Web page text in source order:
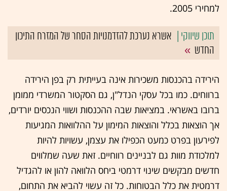
למחירי 2005.
אשרא נערכת להזדמנויות הסחר של המזרח התיכון
החדש
הירידה בהכנסות משכירות אינה בעייתית רק בפן הירידה
ברווחים. כמו בכל עסקי הנדל"ן, גם הסקטור המשרדי ממומן
ברובו באשראי. במציאות שבה ההכנסות ושווי הנכסים יורדים,
אך הוצאות בכלל והוצאות המימון על ההלוואות המגיעות
לפירעון בפרט כמעט הכפילו את עצמן, עשויות להיות
למלכודת מוות גם לבניינים רווחיים. זאת שעה שמלווים
חדשים מבקשים שינוי דרמטי ביחס הלוואה להון או להגדיל
דרמטית את כלל הבטוחות. כל זה עשוי להביא את התחום,